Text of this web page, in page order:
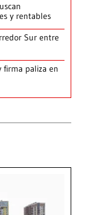
y rentables
Sur entre
firma paliza en